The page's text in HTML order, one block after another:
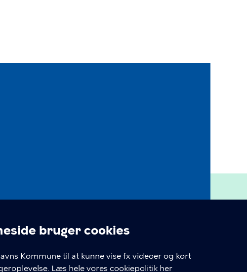
bruger cookies
Kommune til at kunne vise fx videoer og kort
Læs hele vores cookiepolitik her
Tilgængelighedserklæring
Cookiepolitik